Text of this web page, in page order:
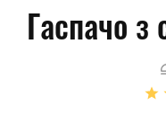
Гаспачо з